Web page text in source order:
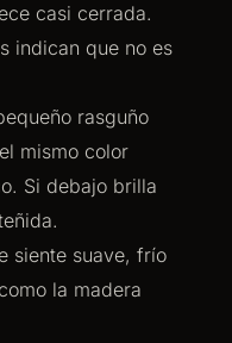
casi cerrada.
indican que no es
rasguño
mismo color
Si debajo brilla
siente suave, frío
la madera